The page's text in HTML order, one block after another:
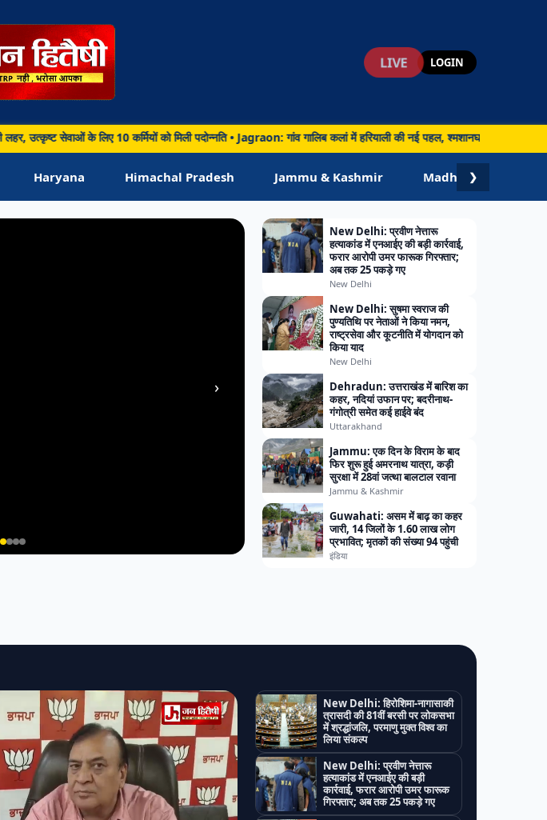
LIVE LOGIN
लिए 10 कर्मियों को मिली पदोन्नति • Jagraon: गांव गालिब कलां में हरियाली की नई पहल, श्मशानघाट में लगाए गए 65
Haryana Himachal Pradesh Jammu & Kashmir Madhya Pradesh
❯
›
लहर, उत्कृष्ट सेवाओं के
New Delhi: प्रवीण नेत्तारू
हत्याकांड में एनआईए की बड़ी कार्रवाई,
फरार आरोपी उमर फारूक गिरफ्तार;
अब तक 25 पकड़े गए
New Delhi
New Delhi: सुषमा स्वराज की
पुण्यतिथि पर नेताओं ने किया नमन,
राष्ट्रसेवा और कूटनीति में योगदान को
किया याद
New Delhi
Dehradun: उत्तराखंड में बारिश का
कहर, नदियां उफान पर; बदरीनाथ-
गंगोत्री समेत कई हाईवे बंद
Uttarakhand
Jammu: एक दिन के विराम के बाद
फिर शुरू हुई अमरनाथ यात्रा, कड़ी
सुरक्षा में 28वां जत्था बालटाल रवाना
Jammu & Kashmir
Guwahati: असम में बाढ़ का कहर
जारी, 14 जिलों के 1.60 लाख लोग
प्रभावित; मृतकों की संख्या 94 पहुंची
इंडिया
New Delhi: हिरोशिमा-नागासाकी
त्रासदी की 81वीं बरसी पर लोकसभा
में श्रद्धांजलि, परमाणु मुक्त विश्व का
लिया संकल्प
New Delhi: प्रवीण नेत्तारू
हत्याकांड में एनआईए की बड़ी
कार्रवाई, फरार आरोपी उमर फारूक
गिरफ्तार; अब तक 25 पकड़े गए